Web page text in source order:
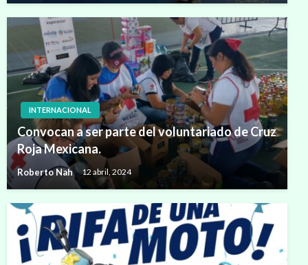
INTERNACIONAL
Convocan a ser parte del voluntariado de Cruz
Roja Mexicana.
Roberto Nah 12 abril, 2024